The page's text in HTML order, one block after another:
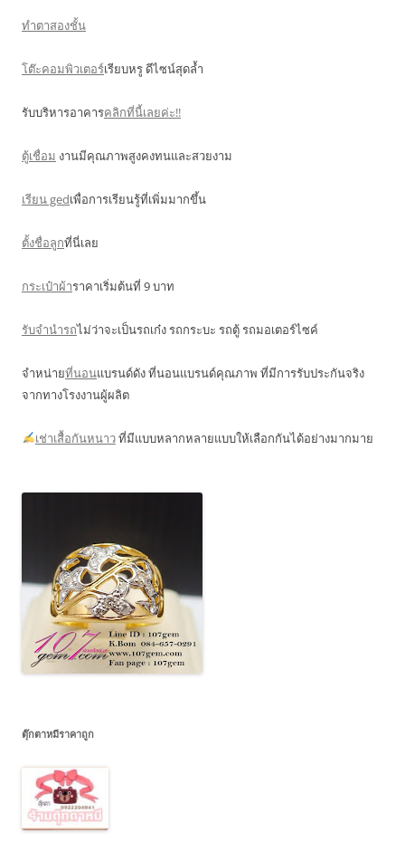
ทำตาสองชั้น
โต๊ะคอมพิวเตอร์เรียบหรู ดีไซน์สุดล้ำ
รับบริหารอาคารคลิกที่นี้เลยค่ะ!!
ตู้เชื่อม งานมีคุณภาพสูงคงทนและสวยงาม
เรียน gedเพื่อการเรียนรู้ที่เพิ่มมากขึ้น
ตั้งชื่อลูกที่นี่เลย
กระเป๋าผ้าราคาเริ่มต้นที่ 9 บาท
รับจำนำรถไม่ว่าจะเป็นรถเก๋ง รถกระบะ รถตู้ รถมอเตอร์ไซค์
จำหน่ายที่นอนแบรนด์ดัง ที่นอนแบรนด์คุณภาพ ที่มีการรับประกันจริง
จากทางโรงงานผู้ผลิต
เช่าเสื้อกันหนาวที่มีแบบหลากหลายแบบให้เลือกกันได้อย่างมากมาย
ตุ๊กตาหมีราคาถูก